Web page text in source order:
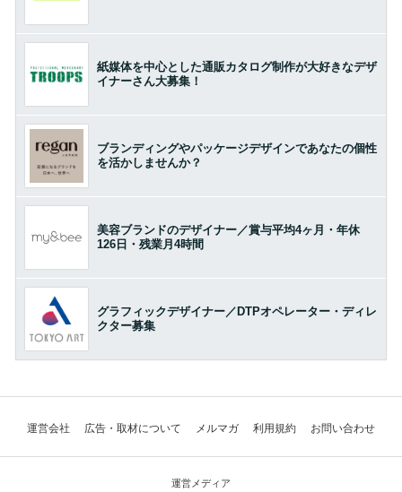
紙媒体を中心とした通販カタログ制作が大好きなデザ
イナーさん大募集！
ブランディングやパッケージデザインであなたの個性
を活かしませんか？
美容ブランドのデザイナー／賞与平均4ヶ月・年休
126日・残業月4時間
グラフィックデザイナー／DTPオペレーター・ディレ
クター募集
運営会社 広告・取材について メルマガ 利用規約 お問い合わせ
運営メディア